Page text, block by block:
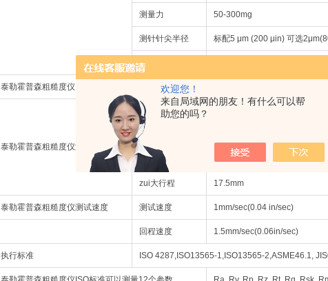
欢迎您！
来自局域网的朋友！有什么可以帮
助您的吗？
测量力 50-300mg
测针针尖半径 标配5 μm (200 μin) 可选
测试方式
泰勒霍普森粗糙度仪 标准：ISO4287
泰勒霍普森粗糙度仪测试参数
三个取样长度
二个滤波器
评定长度 0.25mm - 12.5mm (0.01 in -
zui大行程 17.5mm
泰勒霍普森粗糙度仪测试速度 测试速度 1mm/sec(0.04 in/sec)
回程速度 1.5mm/sec(0.06in/sec)
执行标准 ISO 4287,ISO13565-1,ISO13565-2,ASME46.1,